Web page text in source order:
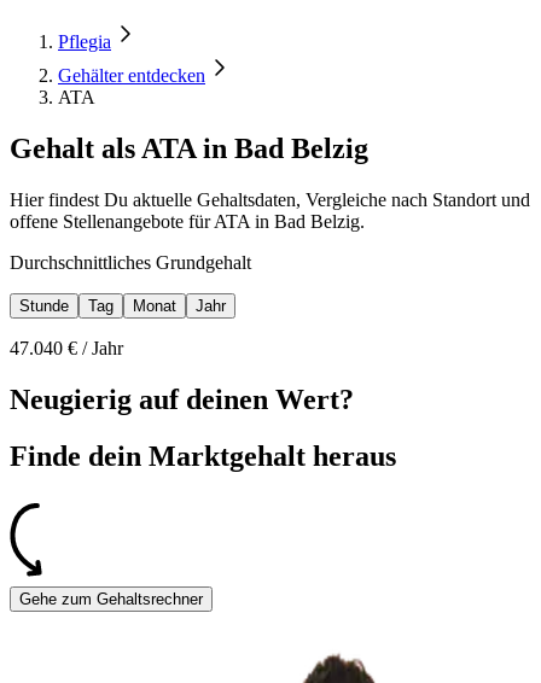
Pflegia
Gehälter entdecken
ATA
Gehalt als ATA in Bad Belzig
Hier findest Du aktuelle Gehaltsdaten, Vergleiche nach Standort und
offene Stellenangebote für ATA in Bad Belzig.
Durchschnittliches Grundgehalt
Stunde Tag Monat Jahr
47.040 € /Jahr
Neugierig auf deinen Wert?
Finde dein Marktgehalt heraus
Gehe zum Gehaltsrechner